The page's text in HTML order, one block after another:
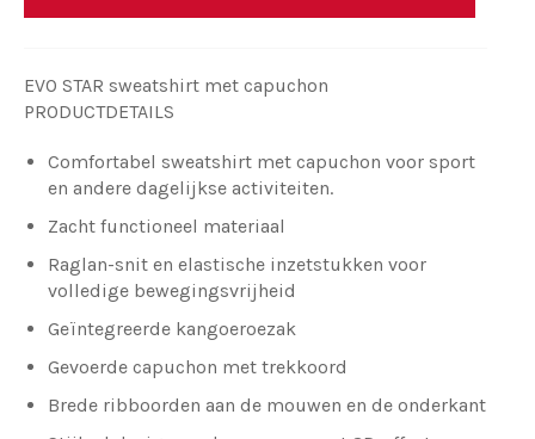
EVO STAR sweatshirt met capuchon
PRODUCTDETAILS
Comfortabel sweatshirt met capuchon voor sport
en andere dagelijkse activiteiten.
Zacht functioneel materiaal
Raglan-snit en elastische inzetstukken voor
volledige bewegingsvrijheid
Geïntegreerde kangoeroezak
Gevoerde capuchon met trekkoord
Brede ribboorden aan de mouwen en de onderkant